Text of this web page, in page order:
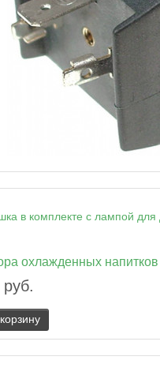
охлажденных